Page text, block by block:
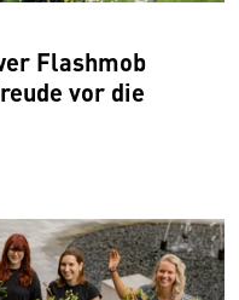
Flashmob
vor die